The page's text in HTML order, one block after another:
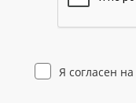
Я согласен на